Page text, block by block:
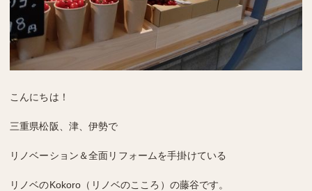
こんにちは！
三重県松阪、津、伊勢で
リノベーション＆全面リフォームを手掛けている
リノベのKokoro（リノベのこころ）の藤谷です。